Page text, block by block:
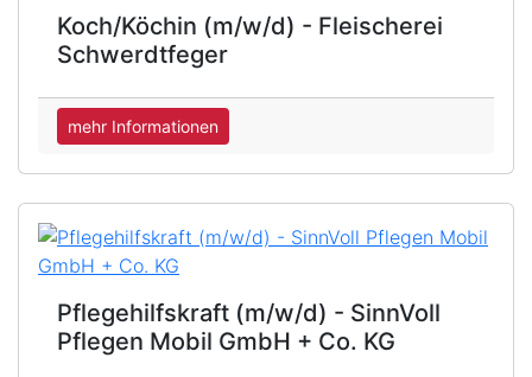
Koch/Köchin (m/w/d) - Fleischerei
Schwerdtfeger
mehr Informationen
Pflegehilfskraft (m/w/d) - SinnVoll
Pflegen Mobil GmbH + Co. KG